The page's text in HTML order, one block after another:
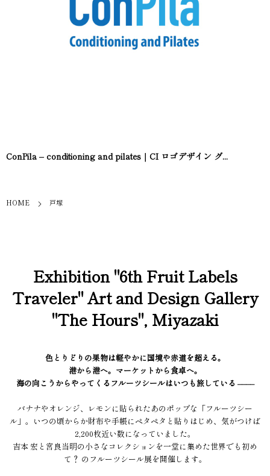
ConPila – conditioning and pilates｜CI ロゴデザイン グ...
HOME 戸塚
Exhibition "6th Fruit Labels
Traveler" Art and Design Gallery
"The Hours", Miyazaki
色とりどりの果物は軽やかに国境や赤道を超える。
港から港へ。マーケットから食卓へ。
海の向こうからやってくるフルーツシールはいつも旅している ––––
バナナやオレンジ、レモンに貼られたあのポップな「フルーツシー
ル」。いつの頃からか財布や手帳にペタペタと貼りはじめ、気がつけば
2,200枚近い数になっていました。
吉本 宏と宮良当明の小さなコレクションを一堂に集めた世界でも初め
て？ のフルーツシール展を開催します。